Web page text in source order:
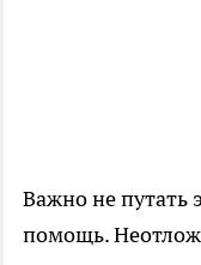
Важно не путать
помощь.